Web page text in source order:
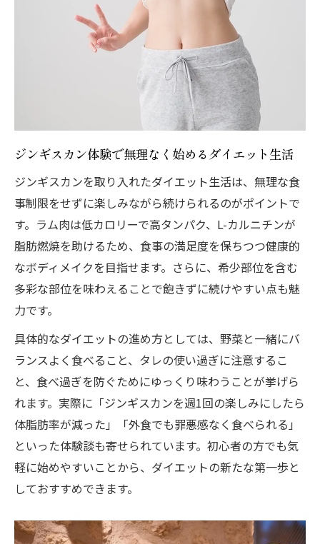
ジンギスカン体験で無理なく始めるダイエット生活
ジンギスカンを取り入れたダイエット生活は、無理な食
事制限をせずに楽しみながら続けられるのがポイントで
す。ラム肉は低カロリーで高タンパク、L-カルニチンが
脂肪燃焼を助けるため、食事の満足度を保ちつつ健康的
なボディメイクを目指せます。さらに、希少部位を含む
多彩な部位を味わえることで飽きずに続けやすい点も魅
力です。
具体的なダイエットの進め方としては、野菜と一緒にバ
ランスよく食べること、タレの使い過ぎに注意するこ
と、食べ過ぎを防ぐためにゆっくり味わうことが挙げら
れます。実際に「ジンギスカンを週1回の楽しみにしたら
体脂肪率が減った」「外食でも罪悪感なく食べられる」
といった体験談も寄せられています。初心者の方でも気
軽に始めやすいことから、ダイエットの新たな第一歩と
しておすすめできます。